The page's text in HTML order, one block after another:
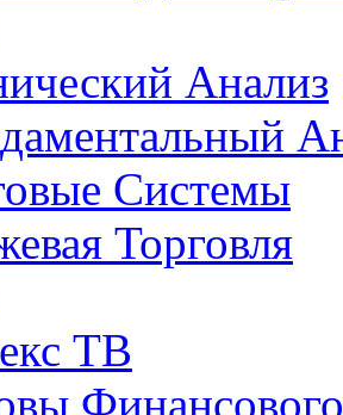
Анализ
Системы
Торговля
ТВ